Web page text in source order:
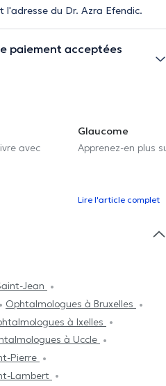
l'adresse du Dr. Azra Efendic.
paiement acceptées
avec
Glaucome
Apprenez-en plus
Lire l'article complet
Jean
Ophtalmologues à Bruxelles
à Ixelles
à Uccle
Pierre
Lambert